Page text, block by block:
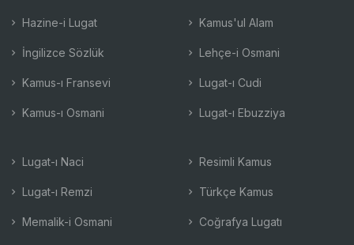
Hazine-i Lugat
İngilizce Sözlük
Kamus-ı Fransevi
Kamus-ı Osmani
Kamus'ul Alam
Lehçe-i Osmani
Lugat-ı Cudi
Lugat-ı Ebuzziya
Lugat-ı Naci
Lugat-ı Remzi
Memalik-i Osmani
Resimli Kamus
Türkçe Kamus
Coğrafya Lugatı